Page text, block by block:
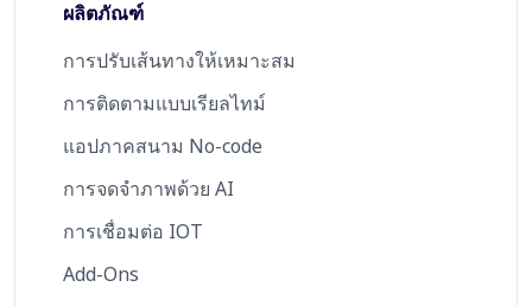
ผลิตภัณฑ์
การปรับเส้นทางให้เหมาะสม
การติดตามแบบเรียลไทม์
แอปภาคสนาม No-code
การจดจำภาพด้วย AI
การเชื่อมต่อ IOT
Add-Ons